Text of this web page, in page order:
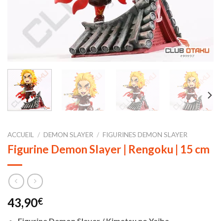
ACCUEIL / DEMON SLAYER / FIGURINES DEMON SLAYER
Figurine Demon Slayer | Rengoku | 15 cm
43,90€